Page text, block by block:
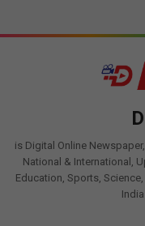
is Digital Online
National & International,
Education, Sports,